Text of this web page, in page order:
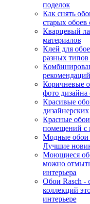
поделок
Как снять
старых обоев
Кварцевый
материалов
Клей для
разных
Коричневые
фото дизайна
Красивые
Красные
помещений с
Модные обои
Лучшие
Моющиеся
можно
интерьера
Обои Rasch -
коллекций
интерьере